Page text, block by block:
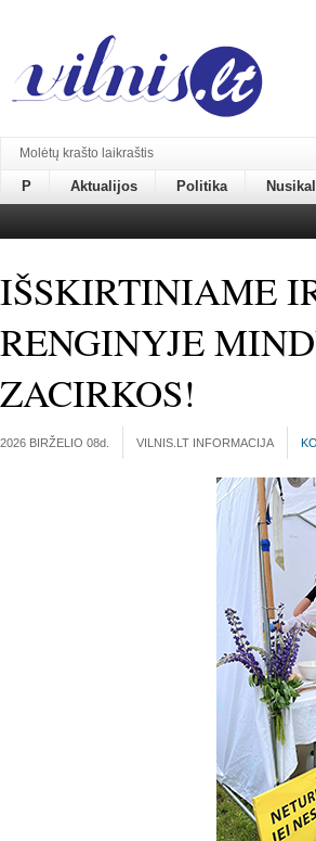
Molėtų krašto laikraštis
P Aktualijos Politika
IŠSKIRTINIAME
RENGINYJE
ZACIRKOS!
2026 BIRŽELIO 08d. VILNIS.LT INFORMACIJA